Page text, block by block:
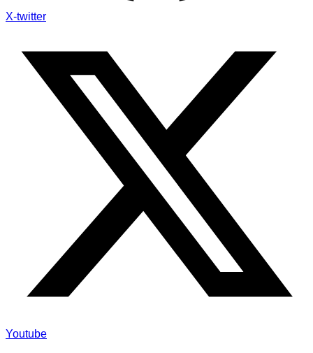
X-twitter
Youtube